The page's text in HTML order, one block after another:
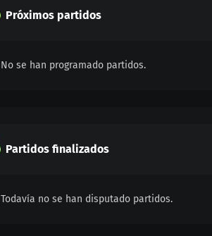
Próximos partidos
No se han programado partidos.
Partidos finalizados
Todavía no se han disputado partidos.